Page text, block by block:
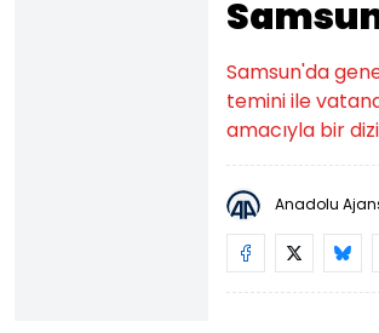
Samsun'da
temini ile
amacıyla bir
Anadolu